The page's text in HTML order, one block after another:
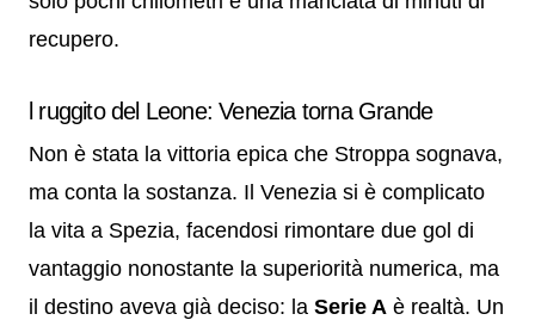
recupero.
l ruggito del Leone: Venezia torna Grande
Non è stata la vittoria epica che Stroppa sognava,
ma conta la sostanza. Il Venezia si è complicato
la vita a Spezia, facendosi rimontare due gol di
vantaggio nonostante la superiorità numerica, ma
il destino aveva già deciso: la Serie A è realtà. Un